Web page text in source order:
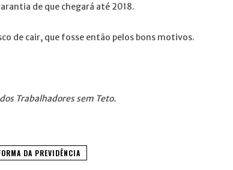
de que chegará até 2018.
de cair, que fosse então pelos bons motivos.
Trabalhadores sem Teto.
DA PREVIDÊNCIA